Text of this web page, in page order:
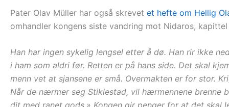
Pater Olav Müller har også skrevet et hefte om Hellig
omhandler kongens siste vandring mot Nidaros, kapittel
Han har ingen sykelig lengsel etter å dø. Han rir ikke
i ham som aldri før. Retten er på hans side. Det skal
menn vet at sjansene er små. Overmakten er for stor.
Når de nærmer seg Stiklestad, vil hærmennene brenne